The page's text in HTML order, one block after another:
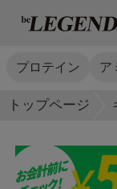
プロテイン ア
トップページ